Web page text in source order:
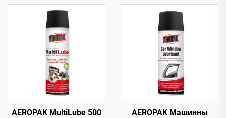
Машины Карб Цэвэрлэгч
Тирний Анивч
AEROPAK MultiLube 500
AEROPAK Машинны